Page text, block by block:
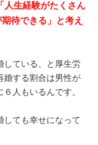
「人生経験がたくさん
待できる」と考え
している、と厚生労
婚する割合は男性が
人もいるんです。
しても幸せになって